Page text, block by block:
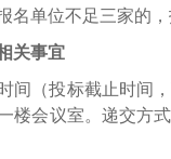
名单位不足三家的，
关事宜
间（投标截止时间
楼会议室。递交方